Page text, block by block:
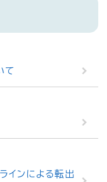
て
インによる転出